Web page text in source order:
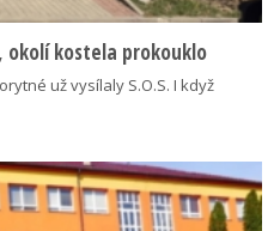
okolí kostela prokouklo
už vysílaly S.O.S. I když